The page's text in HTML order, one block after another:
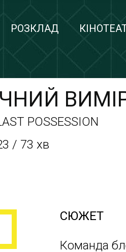
РОЗКЛАД
POSSESSION
/ 73 хв
СЮЖЕТ
Команда